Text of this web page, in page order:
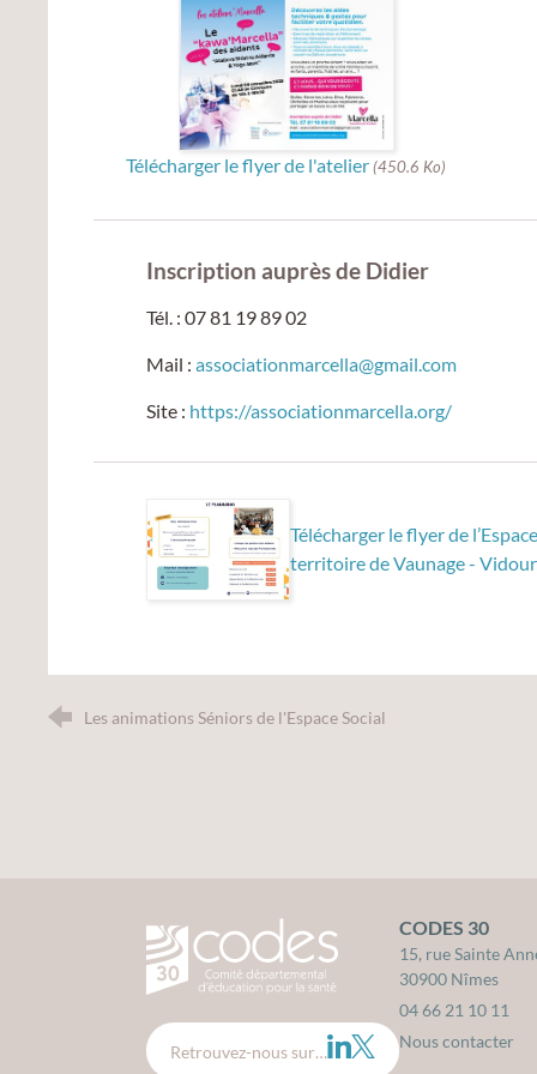
Télécharger le flyer de l'atelier(450.6 Ko)
Inscription auprès de Didier
Tél. : 07 81 19 89 02
Mail : associationmarcella@gmail.com
Site : https://associationmarcella.org/
Télécharger le flyer de
territoire de Vaunage -
Les animations Séniors de l'Espace Social
CODES 30 - Comité Départemental
Retrouvez-nous sur… LinkedIn
Twitter
CODES 30
15, rue Sainte
30900 Nîmes
04 66 21 10 11
Nous contacter